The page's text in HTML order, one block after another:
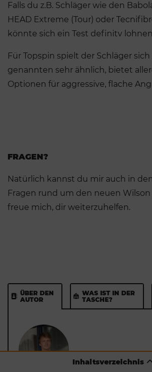
Inhaltsverzeichnis
Falls du z.B. Schläger wie den
HEAD Extreme (Tour) oder
könnte sich ein Test definitv
Für Topspin spielt der Schläger
genannten sehr ähnlich, bietet
Optionen für aggressive, flache
FRAGEN?
Natürlich kannst du mir auch in
Fragen rund um den neuen Wilson
freue mich, dir weiterzuhelfen.
ÜBER DEN
AUTOR
WAS IST IN DER
TASCHE?